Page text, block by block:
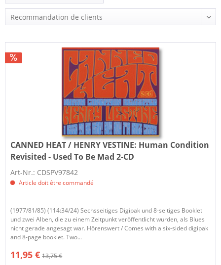
CANNED HEAT / HENRY VESTINE: Human Condition
Revisited - Used To Be Mad 2-CD
Art-Nr.: CDSPV97842
Article doit être commandé
(1977/81/85) (114:34/24) Sechsseitiges Digipak und 8-seitiges Booklet
und zwei Alben, die zu einem Zeitpunkt veröffentlicht wurden, als Blues
nicht gerade angesagt war. Hörenswert / Comes with a six-sided digipak
and 8-page booklet. Two...
11,95 € 13,75 €